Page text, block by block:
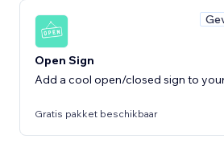
Open Sign
Add a cool open/closed sign to
Gratis pakket beschikbaar